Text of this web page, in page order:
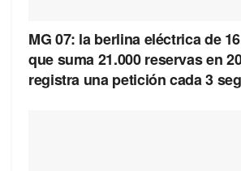
MG 07: la berlina eléctrica de
que suma 21.000 reservas en
registra una petición cada 3